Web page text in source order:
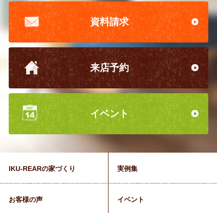
資料請求
来店予約
イベント
IKU-REARの家づくり 実例集
お客様の声 イベント